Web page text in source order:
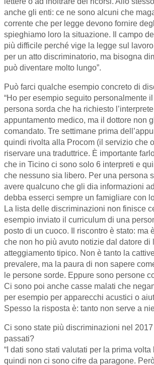
anche gli enti: ce ne sono alcuni che
corrente che per legge devono fornire
spieghiamo loro la situazione. Il campo
più difficile perché vige la legge sul
per un atto discriminatorio, ma bisogna
può diventare molto lungo”.
Può farci qualche esempio concreto di
“Ho per esempio seguito personalmente
persona sorda che ha richiesto
appuntamento medico, ma il dottore non
comandato. Tre settimane prima
quindi rivolta alla Procom (il servizio che
riservare una traduttrice. È importante
che in Ticino ci sono solo 6 interpreti e
che nessuno sia libero. Per una persona
avere qualcuno che gli dia informazioni
debba esserci sempre un famigliare con
La lista delle discriminazioni non finisce
esempio inviato il curriculum di una
posto di un cuoco. Il riscontro è stato: ma
che non ho più avuto notizie dal datore di
atteggiamento tipico. Non è tanto la
prevalere, ma la paura di non sapere
le persone sorde. Eppure sono persone
Ci sono poi anche casse malati che
per esempio per apparecchi acustici o
Spesso la risposta è: tanto non serve a
Ci sono state più discriminazioni nel
passati?
“I dati sono stati valutati per la prima volta
quindi non ci sono cifre da paragone.